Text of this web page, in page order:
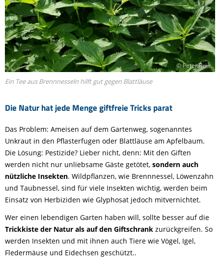
Die Natur hat jede Menge giftfreie Tricks parat
© Peter Bria
Ein Tee aus Brennnesseln hilft gut gegen Blattläuse
Das Problem: Ameisen auf dem Gartenweg, sogenanntes
Unkraut in den Pflasterfugen oder Blattläuse am Apfelbaum.
Die Lösung: Pestizide? Lieber nicht, denn: Mit den Giften
werden nicht nur unliebsame Gäste getötet, sondern auch
nützliche Insekten. Wildpflanzen, wie Brennnessel, Löwenzahn
und Taubnessel, sind für viele Insekten wichtig, werden beim
Einsatz von Herbiziden wie Glyphosat jedoch mitvernichtet.
Wer einen lebendigen Garten haben will, sollte besser auf die
Trickkiste der Natur als auf den Giftschrank zurückgreifen. So
werden Insekten und mit ihnen auch Tiere wie Vögel, Igel,
Fledermäuse und Eidechsen geschützt..